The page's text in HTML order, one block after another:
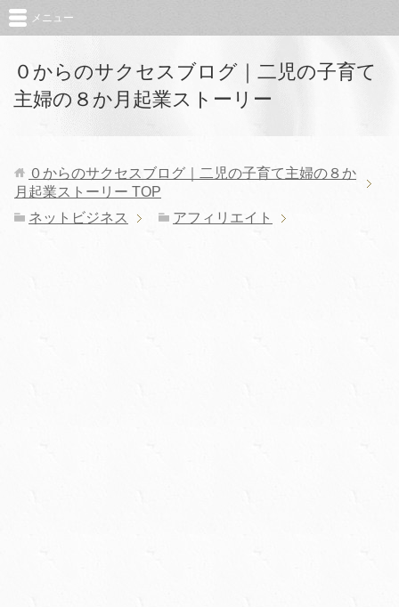
０からのサクセスブログ｜二児の子育て
主婦の８か月起業ストーリー
メニュー
０からのサクセスブログ｜二児の子育て主婦の８か
月起業ストーリー TOP
ネットビジネス
アフィリエイト